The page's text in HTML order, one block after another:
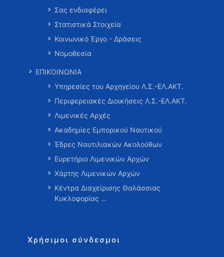
Σας ενδιαφέρει
Στατιστικά Στοιχεία
Κοινωνικό Έργο - Δράσεις
Νομοθεσία
ΕΠΙΚΟΙΝΩΝΙΑ
Υπηρεσίες του Αρχηγείου Λ.Σ.-ΕΛ.ΑΚΤ.
Περιφερειακές Διοικήσεις Λ.Σ.-ΕΛ.ΑΚΤ.
Λιμενικές Αρχές
Ακαδημίες Εμπορικού Ναυτικού
Έδρες Ναυτιλιακών Ακολούθων
Ευρετήριο Λιμενικών Αρχών
Χάρτης Λιμενικών Αρχών
Κέντρα Διαχείρισης Θαλάσσιας
Κυκλοφορίας …
Χρήσιμοι σύνδεσμοι